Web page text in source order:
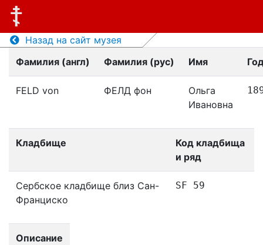
Назад на сайт музея
Фамилия (англ)
Фамилия (рус) Имя
FELD von ФЕЛД фон
Ольга
Ивановна
Кладбище
Код кладбища
и ряд
Сербское кладбище близ Сан-
Франциско
SF 59
Описание